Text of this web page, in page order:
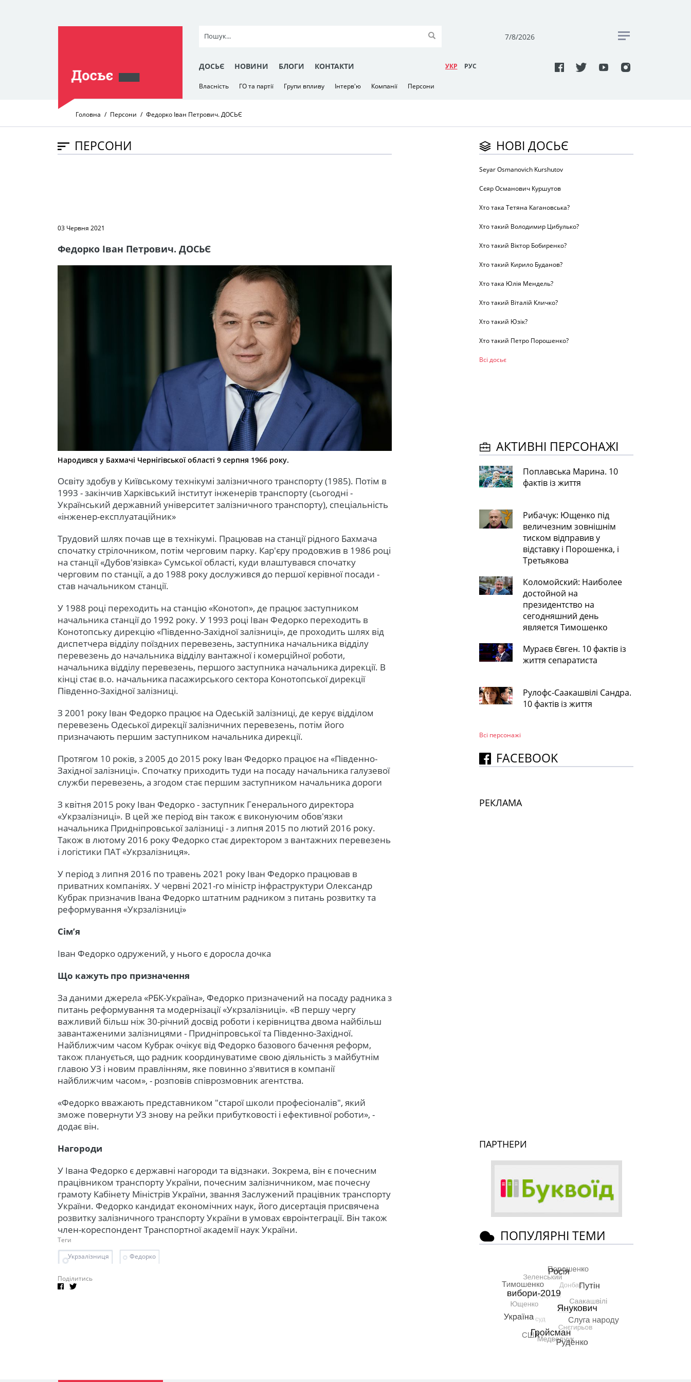
7/8/2026
ДОСЬЄ НОВИНИ БЛОГИ КОНТАКТИ УКР РУC
Власність ГО та партії Групи впливу Інтерв'ю Компанії Персони
Головна Персони Федорко Іван Петрович. ДОСЬЄ
ПЕРСОНИ
03 Червня 2021
Федорко Іван Петрович. ДОСЬЄ
Народився у Бахмачі Чернігівської області 9 серпня 1966 року.
Освіту здобув у Київському технікумі залізничного транспорту (1985). Потім в
1993 - закінчив Харківський інститут інженерів транспорту (сьогодні -
Український державний університет залізничного транспорту), спеціальність
«інженер-експлуатаційник»
Трудовий шлях почав ще в технікумі. Працював на станції рідного Бахмача
спочатку стрілочником, потім черговим парку. Кар'єру продовжив в 1986 році
на станції «Дубов'язівка» Сумської області, куди влаштувався спочатку
черговим по станції, а до 1988 року дослужився до першої керівної посади -
став начальником станції.
У 1988 році переходить на станцію «Конотоп», де працює заступником
начальника станції до 1992 року. У 1993 році Іван Федорко переходить в
Конотопську дирекцію «Південно-Західної залізниці», де проходить шлях від
диспетчера відділу поїздних перевезень, заступника начальника відділу
перевезень до начальника відділу вантажної і комерційної роботи,
начальника відділу перевезень, першого заступника начальника дирекції. В
кінці стає в.о. начальника пасажирського сектора Конотопської дирекції
Південно-Західної залізниці.
З 2001 року Іван Федорко працює на Одеській залізниці, де керує відділом
перевезень Одеської дирекції залізничних перевезень, потім його
призначають першим заступником начальника дирекції.
Протягом 10 років, з 2005 до 2015 року Іван Федорко працює на «Південно-
Західної залізниці». Спочатку приходить туди на посаду начальника галузевої
служби перевезень, а згодом стає першим заступником начальника дороги
З квітня 2015 року Іван Федорко - заступник Генерального директора
«Укрзалізниці». В цей же період він також є виконуючим обов'язки
начальника Придніпровської залізниці - з липня 2015 по лютий 2016 року.
Також в лютому 2016 року Федорко стає директором з вантажних перевезень
і логістики ПАТ «Укрзалізниця».
У період з липня 2016 по травень 2021 року Іван Федорко працював в
приватних компаніях. У червні 2021-го міністр інфраструктури Олександр
Кубрак призначив Івана Федорко штатним радником з питань розвитку та
реформування «Укрзалізниці»
Сім’я
Іван Федорко одружений, у нього є доросла дочка
Що кажуть про призначення
За даними джерела «РБК-Україна», Федорко призначений на посаду радника з
питань реформування та модернізації «Укрзалізниці». «В першу чергу
важливий більш ніж 30-річний досвід роботи і керівництва двома найбільш
завантаженими залізницями - Придніпровської та Південно-Західної.
Найближчим часом Кубрак очікує від Федорко базового бачення реформ,
також планується, що радник координуватиме свою діяльність з майбутнім
главою УЗ і новим правлінням, яке повинно з'явитися в компанії
найближчим часом», - розповів співрозмовник агентства.
«Федорко вважають представником "старої школи професіоналів", який
зможе повернути УЗ знову на рейки прибутковості і ефективної роботи», -
додає він.
Нагороди
У Івана Федорко є державні нагороди та відзнаки. Зокрема, він є почесним
працівником транспорту України, почесним залізничником, має почесну
грамоту Кабінету Міністрів України, звання Заслужений працівник транспорту
України. Федорко кандидат економічних наук, його дисертація присвячена
розвитку залізничного транспорту України в умовах євроінтеграції. Він також
член-кореспондент Транспортної академії наук України.
Теги
Укрзалізниця
Федорко
Поділитись
НОВІ ДОСЬЄ
Seyar Osmanovich Kurshutov
Сєяр Османович Куршутов
Хто така Тетяна Кагановська?
Хто такий Володимир Цибулько?
Хто такий Віктор Бобиренко?
Хто такий Кирило Буданов?
Хто така Юлія Мендель?
Хто такий Віталій Кличко?
Хто такий Юзік?
Хто такий Петро Порошенко?
Всі досьє
АКТИВНІ ПЕРСОНАЖІ
Поплавська Марина. 10
фактів із життя
Рибачук: Ющенко під
величезним зовнішнім
тиском відправив у
відставку і Порошенка, і
Третьякова
Коломойский: Наиболее
достойной на
президентство на
сегодняшний день
является Тимошенко
Мураєв Євген. 10 фактів із
життя сепаратиста
Рулофс-Саакашвілі Сандра.
10 фактів із життя
Всі персонажi
FACEBOOK
РЕКЛАМА
ПАРТНЕРИ
ПОПУЛЯРНІ ТЕМИ